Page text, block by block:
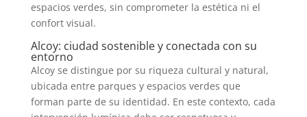
espacios verdes, sin comprometer la estética ni el
confort visual.
Alcoy: ciudad sostenible y conectada con su
entorno
Alcoy se distingue por su riqueza cultural y natural,
ubicada entre parques y espacios verdes que
forman parte de su identidad. En este contexto, cada